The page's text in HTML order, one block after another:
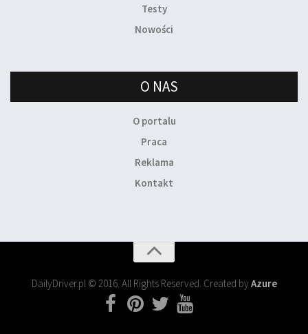
Testy
Nowości
O NAS
O portalu
Praca
Reklama
Kontakt
DailyDriver.pl © 2016. All Rights Reserved. Created byAzure